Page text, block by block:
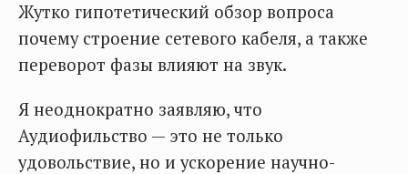
Жутко гипотетический обзор вопроса
почему строение сетевого кабеля, а также
переворот фазы влияют на звук.
Я неоднократно заявляю, что
Аудиофильство — это не только
удовольствие, но и ускорение научно-